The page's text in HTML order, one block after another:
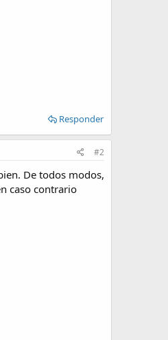
Responder
#2
De todos modos,
caso contrario